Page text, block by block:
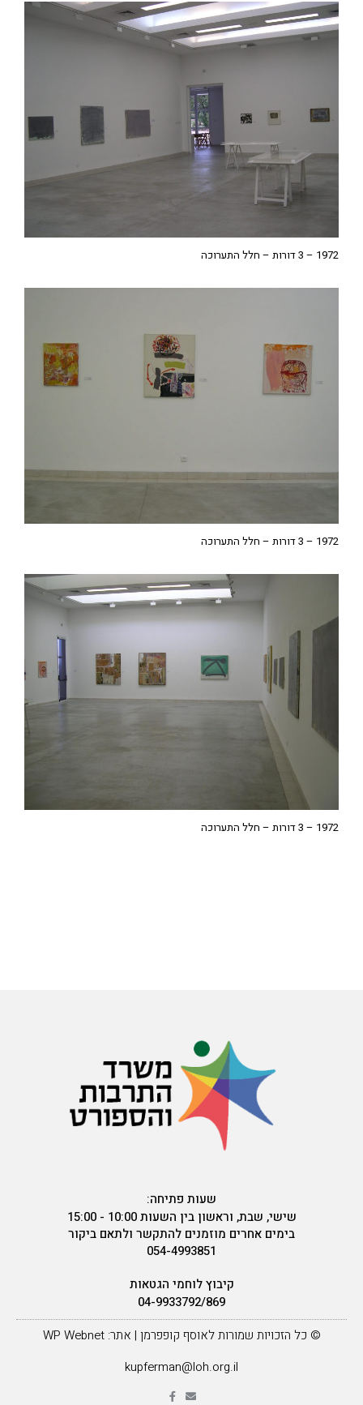
1972 – 3 דורות – חלל התערוכה
1972 – 3 דורות – חלל התערוכה
1972 – 3 דורות – חלל התערוכה
שעות פתיחה:
שישי, שבת, וראשון בין השעות 10:00 - 15:00
בימים אחרים מוזמנים להתקשר ולתאם ביקור
054-4993851
קיבוץ לוחמי הגטאות
04-9933792/869
© כל הזכויות שמורות לאוסף קופפרמן | אתר: WP Webnet
kupferman@loh.org.il